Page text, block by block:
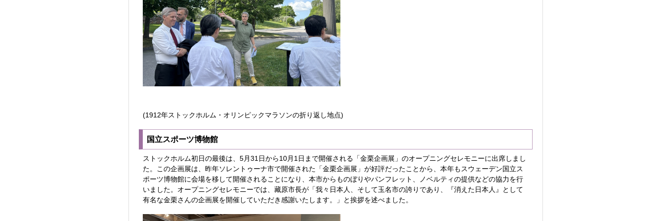
(1912年ストックホルム・オリンピックマラソンの折り返し地点)
国立スポーツ博物館
ストックホルム初日の最後は、5月31日から10月1日まで開催される「金栗企画展」のオープニングセレモニーに出席しまし
た。この企画展は、昨年ソレントゥーナ市で開催された「金栗企画展」が好評だったことから、本年もスウェーデン国立ス
ポーツ博物館に会場を移して開催されることになり、本市からものぼりやパンフレット、ノベルティの提供などの協力を行
いました。オープニングセレモニーでは、藏原市長が「我々日本人、そして玉名市の誇りであり、『消えた日本人』として
有名な金栗さんの企画展を開催していただき感謝いたします。」と挨拶を述べました。